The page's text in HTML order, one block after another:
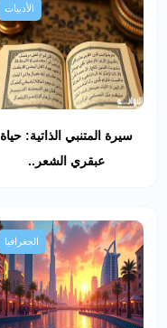
الأدبيات
سيرة المتنبي الذاتية: حياة
عبقري الشعر..
الجغرافيا